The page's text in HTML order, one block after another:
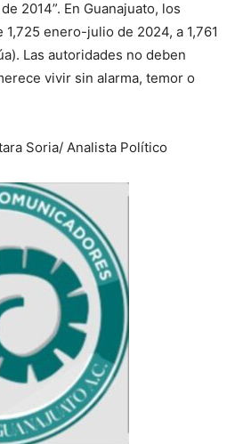
2014”. En Guanajuato, los
enero-julio de 2024, a 1,761
Las autoridades no deben
vivir sin alarma, temor o
Soria/ Analista Político